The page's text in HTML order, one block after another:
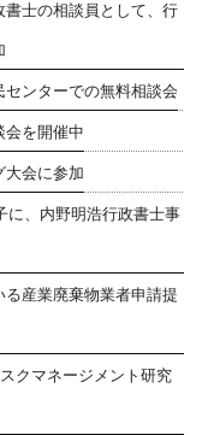
士の相談員として、行
ンターでの無料相談会
会を開催中
大会に参加
に、内野明浩行政書士事
産業廃棄物業者申請提
クマネージメント研究